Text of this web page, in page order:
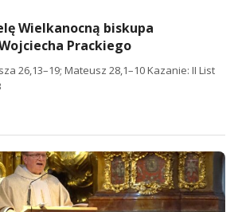
Wielkanocną biskupa
Prackiego
26,13–19; Mateusz 28,1–10 Kazanie: II List